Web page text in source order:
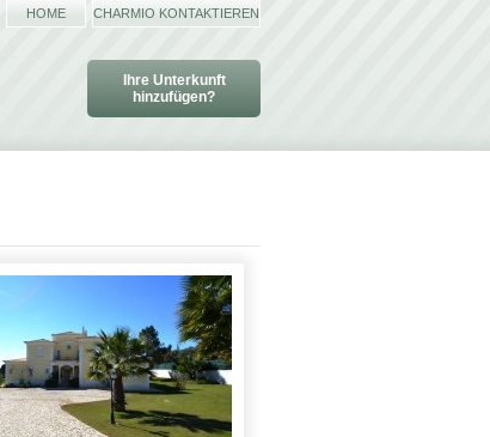
Ihre Unterkunft
hinzufügen?
HOME CHARMIO KONTAKTIEREN